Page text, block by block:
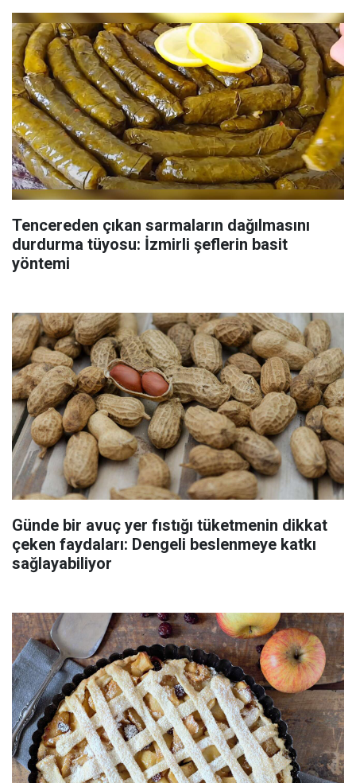
Tencereden çıkan sarmaların dağılmasını
durdurma tüyosu: İzmirli şeflerin basit
yöntemi
Günde bir avuç yer fıstığı tüketmenin dikkat
çeken faydaları: Dengeli beslenmeye katkı
sağlayabiliyor